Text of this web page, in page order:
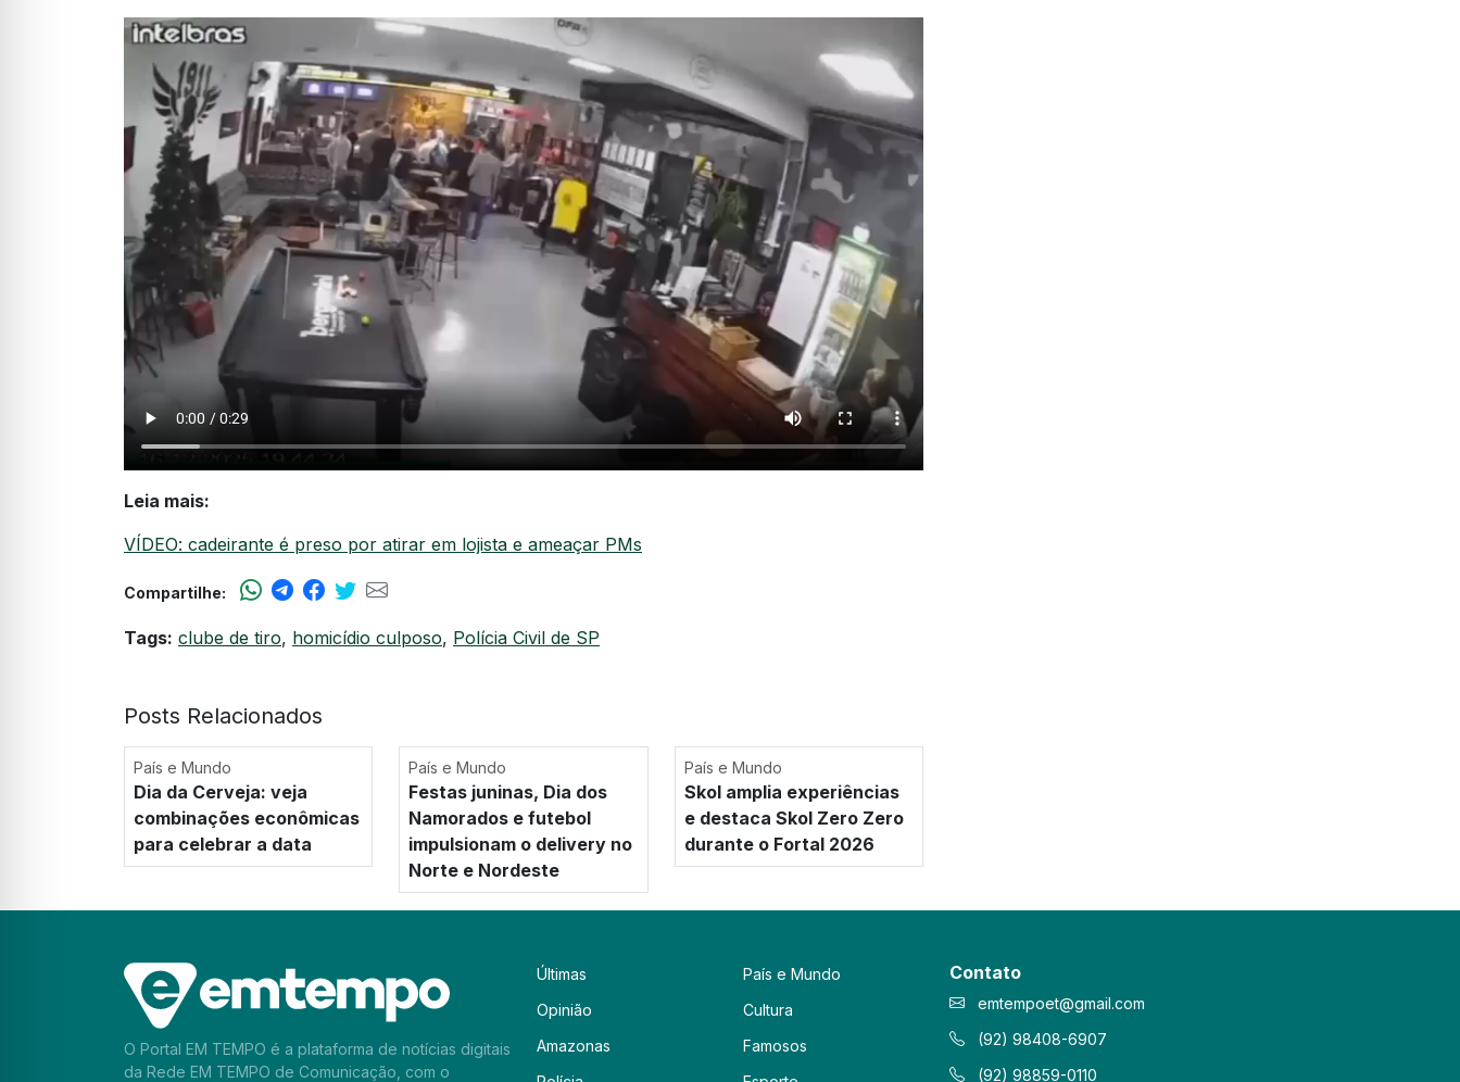
Leia mais:
VÍDEO: cadeirante é preso por atirar em lojista e ameaçar PMs
Compartilhe:
Tags: clube de tiro, homicídio culposo, Polícia Civil de SP
Posts Relacionados
País e Mundo
Dia da Cerveja: veja
combinações econômicas
para celebrar a data
País e Mundo
Festas juninas, Dia dos
Namorados e futebol
impulsionam o delivery no
Norte e Nordeste
País e Mundo
Skol amplia experiências
e destaca Skol Zero Zero
durante o Fortal 2026
O Portal EM TEMPO é a plataforma de notícias digitais
da Rede EM TEMPO de Comunicação, com o
Últimas
Opinião
Amazonas
País e Mundo
Cultura
Famosos
Contato
emtempoet@gmail.com
(92) 98408-6907
(92) 98859-0110